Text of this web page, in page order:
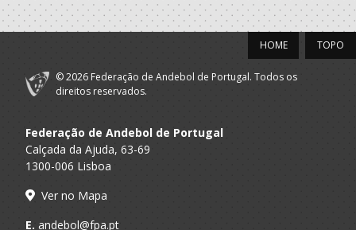
Grupo
Desportivo
Grupo
Carvalhos
2021/22
A.A. Porto
Grupo
Desportivo
TOPO
HOME
© 2026 Federação de Andebol de Portugal. Todos os
direitos reservados.
Federação de Andebol de Portugal
Calçada da Ajuda, 63-69
1300-006 Lisboa
Ver no Mapa
E. andebol@fpa.pt